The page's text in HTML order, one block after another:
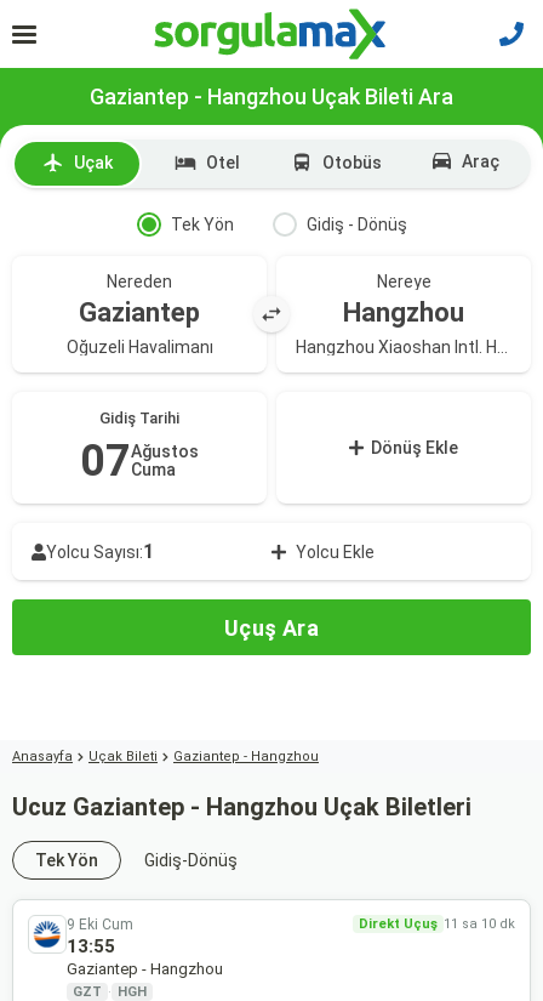
Gaziantep - Hangzhou Uçak Bileti Ara
Uçak Otel Otobüs Araç
Tek Yön Gidiş - Dönüş
Nereden
Gaziantep
Oğuzeli Havalimanı
Nereye
Hangzhou
Gidiş Tarihi
07Ağustos
Cuma
Dönüş Ekle
Yolcu Sayısı:1 Yolcu Ekle
Uçuş Ara
Anasayfa Uçak Bileti Gaziantep - Hangzhou
Ucuz Gaziantep - Hangzhou Uçak Biletleri
Tek Yön Gidiş-Dönüş
9 Eki Cum Direkt Uçuş 11 sa 10 dk
13:55
Gaziantep - Hangzhou
GZT · HGH